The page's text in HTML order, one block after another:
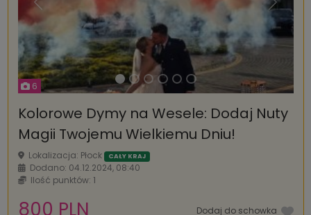
6
Poprzednia
Kolorowe Dymy na Wesele: Dodaj Nuty
Magii Twojemu Wielkiemu Dniu!
Lokalizacja: Płock CAŁY KRAJ
Dodano: 04.12.2024, 08:40
Ilość punktów: 1
800 PLN Dodaj do schowka